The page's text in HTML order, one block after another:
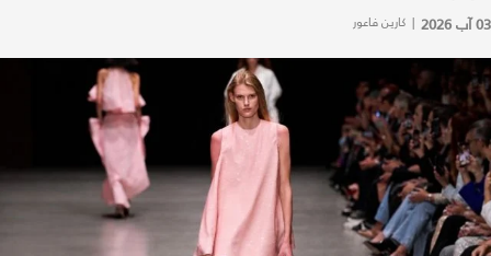
03 آب 2026 | كارين فاعور